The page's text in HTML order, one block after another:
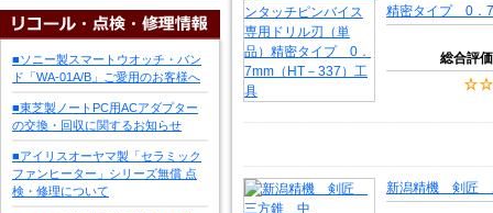
■ソニー製スマートウオッチ・バン
ド「WA-01A/B」ご愛用のお客様へ
■東芝製ノートPC用ACアダプター
の交換・回収に関するお知らせ
■アイリスオーヤマ製「セラミック
ファンヒーター」シリーズ無償 点
検・修理について
精密タイプ 0．
総合評価
新潟精機 剣匠